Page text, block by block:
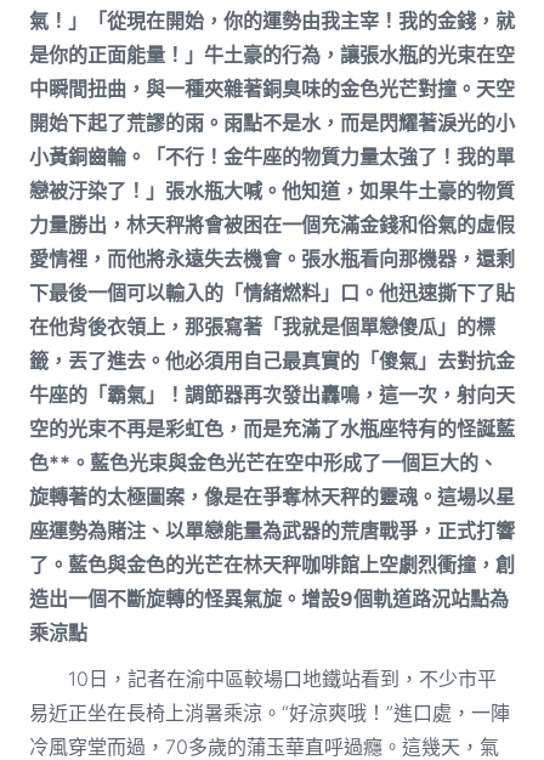
氣！」「從現在開始，你的運勢由我主宰！我的金錢，就
是你的正面能量！」牛土豪的行為，讓張水瓶的光束在空
中瞬間扭曲，與一種夾雜著銅臭味的金色光芒對撞。天空
開始下起了荒謬的雨。雨點不是水，而是閃耀著淚光的小
小黃銅齒輪。「不行！金牛座的物質力量太強了！我的單
戀被汙染了！」張水瓶大喊。他知道，如果牛土豪的物質
力量勝出，林天秤將會被困在一個充滿金錢和俗氣的虛假
愛情裡，而他將永遠失去機會。張水瓶看向那機器，還剩
下最後一個可以輸入的「情緒燃料」口。他迅速撕下了貼
在他背後衣領上，那張寫著「我就是個單戀傻瓜」的標
籤，丟了進去。他必須用自己最真實的「傻氣」去對抗金
牛座的「霸氣」！調節器再次發出轟鳴，這一次，射向天
空的光束不再是彩虹色，而是充滿了水瓶座特有的怪誕藍
色**。藍色光束與金色光芒在空中形成了一個巨大的、
旋轉著的太極圖案，像是在爭奪林天秤的靈魂。這場以星
座運勢為賭注、以單戀能量為武器的荒唐戰爭，正式打響
了。藍色與金色的光芒在林天秤咖啡館上空劇烈衝撞，創
造出一個不斷旋轉的怪異氣旋。增設9個軌道路況站點為
乘涼點
10日，記者在渝中區較場口地鐵站看到，不少市平
易近正坐在長椅上消暑乘涼。“好涼爽哦！”進口處，一陣
冷風穿堂而過，70多歲的蒲玉華直呼過癮。這幾天，氣